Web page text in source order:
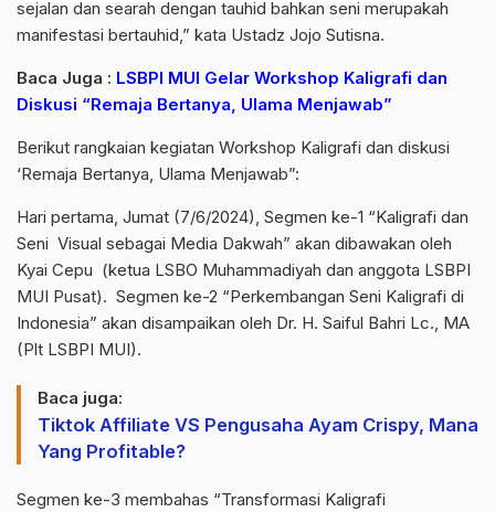
sejalan dan searah dengan tauhid bahkan seni merupakah
manifestasi bertauhid,” kata Ustadz Jojo Sutisna.
Baca Juga : LSBPI MUI Gelar Workshop Kaligrafi dan
Diskusi “Remaja Bertanya, Ulama Menjawab”
Berikut rangkaian kegiatan Workshop Kaligrafi dan diskusi
‘Remaja Bertanya, Ulama Menjawab”:
Hari pertama, Jumat (7/6/2024), Segmen ke-1 “Kaligrafi dan
Seni Visual sebagai Media Dakwah” akan dibawakan oleh
Kyai Cepu (ketua LSBO Muhammadiyah dan anggota LSBPI
MUI Pusat). Segmen ke-2 “Perkembangan Seni Kaligrafi di
Indonesia” akan disampaikan oleh Dr. H. Saiful Bahri Lc., MA
(Plt LSBPI MUI).
Baca juga:
Tiktok Affiliate VS Pengusaha Ayam Crispy, Mana
Yang Profitable?
Segmen ke-3 membahas “Transformasi Kaligrafi